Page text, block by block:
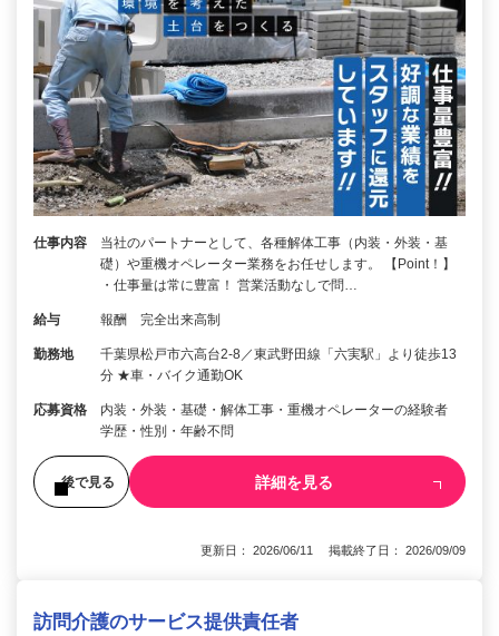
仕事内容
当社のパートナーとして、各種解体工事（内装・外装・基
礎）や重機オペレーター業務をお任せします。 【Point！】
・仕事量は常に豊富！ 営業活動なしで問…
給与 報酬 完全出来高制
勤務地
千葉県松戸市六高台2-8／東武野田線「六実駅」より徒歩13
分 ★車・バイク通勤OK
応募資格
内装・外装・基礎・解体工事・重機オペレーターの経験者
学歴・性別・年齢不問
後で見る 詳細を見る
更新日： 2026/06/11 掲載終了日： 2026/09/09
訪問介護のサービス提供責任者